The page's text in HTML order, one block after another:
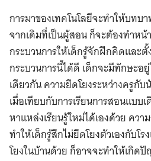
การมาของเทคโนโลยีจะทำให้บทบ
จากเดิมที่เป็นผู้สอน ก็จะต้องทำหน้
กระบวนการให้เด็กรู้จักฝึกคิดและ
กระบวนการนี้ได้ดี เด็กจะมีทักษะอ
เดียวกัน ความยึดโยงระหว่างครูกั
เมื่อเทียบกับการเรียนการสอนแบบเ
หาแหล่งเรียนรู้ใหม่ได้เองด้วย คว
ทำให้เด็กรู้สึกไม่ยึดโยงตัวเองกับโ
โยงในบ้านด้วย ก็อาจจะทำให้เกิด